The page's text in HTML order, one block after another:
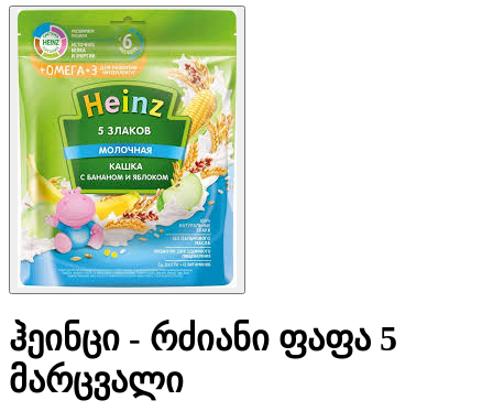
ჰეინცი - რძიანი ფაფა 5
მარცვალი